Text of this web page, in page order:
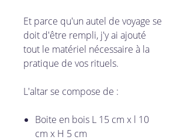
Et parce qu'un autel de voyage se
doit d'être rempli, j'y ai ajouté
tout le matériel nécessaire à la
pratique de vos rituels.
L'altar se compose de :
Boite en bois L 15 cm x l 10
cm x H 5 cm